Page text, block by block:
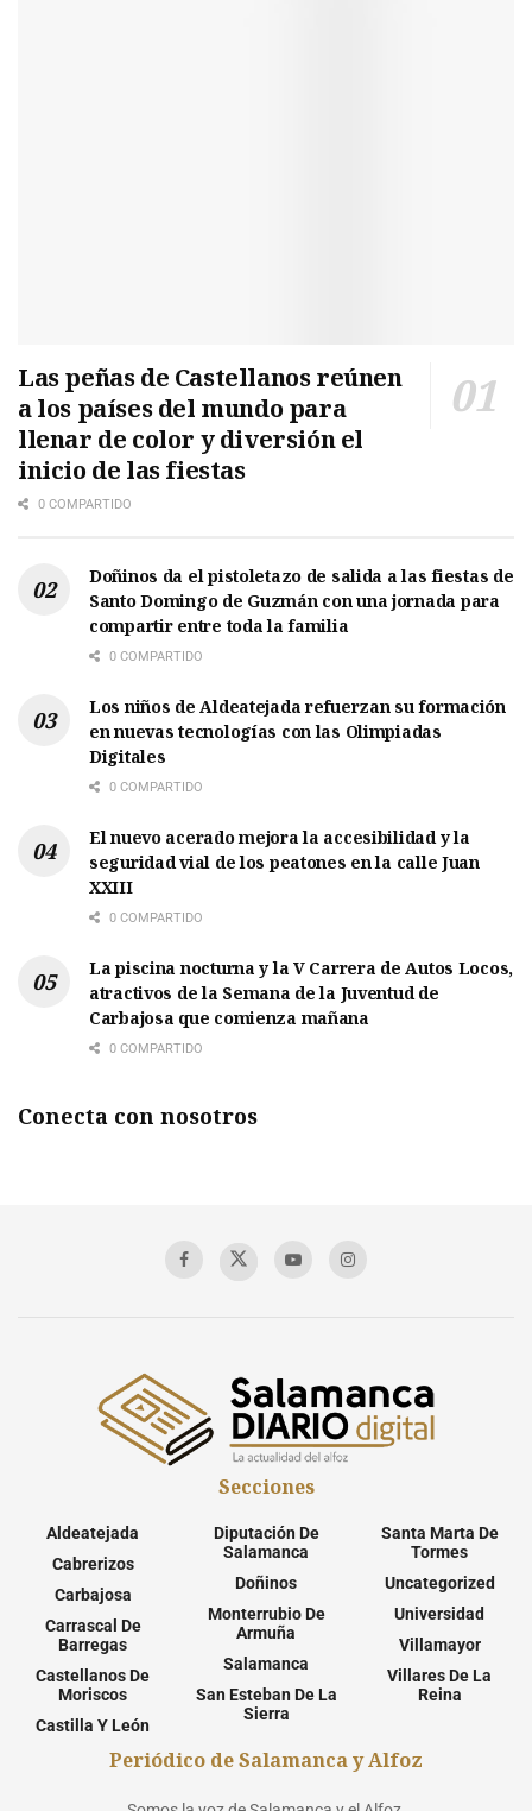
Las peñas de Castellanos reúnen
a los países del mundo para
llenar de color y diversión el
inicio de las fiestas
0 COMPARTIDO
Doñinos da el pistoletazo de salida a las fiestas de
Santo Domingo de Guzmán con una jornada para
compartir entre toda la familia
0 COMPARTIDO
Los niños de Aldeatejada refuerzan su formación
en nuevas tecnologías con las Olimpiadas
Digitales
0 COMPARTIDO
El nuevo acerado mejora la accesibilidad y la
seguridad vial de los peatones en la calle Juan
XXIII
0 COMPARTIDO
La piscina nocturna y la V Carrera de Autos Locos,
atractivos de la Semana de la Juventud de
Carbajosa que comienza mañana
0 COMPARTIDO
Conecta con nosotros
Secciones
Aldeatejada
Cabrerizos
Carbajosa
Carrascal De
Barregas
Castellanos De
Moriscos
Castilla Y León
Diputación De
Salamanca
Doñinos
Monterrubio De
Armuña
Salamanca
San Esteban De La
Sierra
Santa Marta De
Tormes
Uncategorized
Universidad
Villamayor
Villares De La
Reina
Periódico de Salamanca y Alfoz